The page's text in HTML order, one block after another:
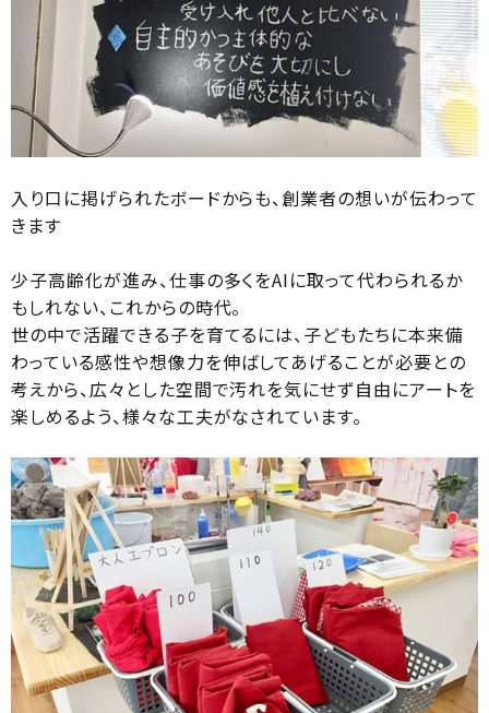
入り口に掲げられたボードからも、創業者の想いが伝わって
きます
少子高齢化が進み、仕事の多くをAIに取って代わられるか
もしれない、これからの時代。
世の中で活躍できる子を育てるには、子どもたちに本来備
わっている感性や想像力を伸ばしてあげることが必要との
考えから、広々とした空間で汚れを気にせず自由にアートを
楽しめるよう、様々な工夫がなされています。